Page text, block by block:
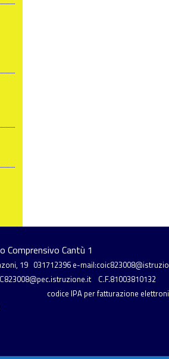
testo
Comprensivo Cantù 1
19 031712396 e-
C.F.81003810132
IPA per fatturazione